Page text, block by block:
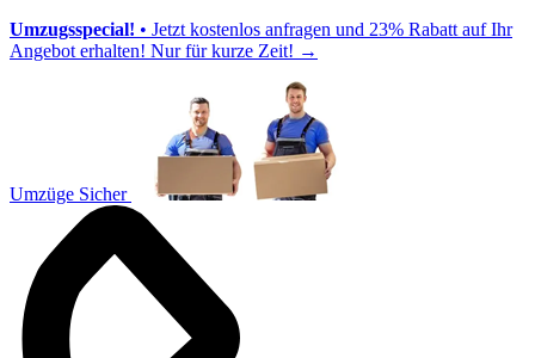
Umzugsspecial! • Jetzt kostenlos anfragen und 23% Rabatt auf Ihr
Angebot erhalten! Nur für kurze Zeit! →
Umzüge Sicher